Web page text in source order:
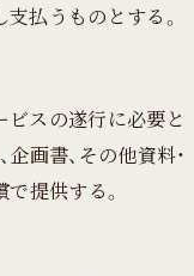
払うものとする。
ビスの遂行に必要と
画書、その他資料・
で提供する。